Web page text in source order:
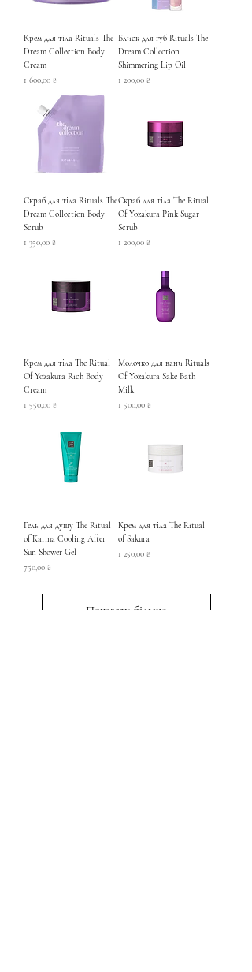
Крем для тіла Rituals The
Dream Collection Body
Cream
Ціна
1 600,00 ₴
Блиск для губ Rituals The
Dream Collection
Shimmering Lip Oil
Ціна
1 200,00 ₴
Скраб для тіла Rituals The
Dream Collection Body
Scrub
Ціна
1 350,00 ₴
Скраб для тіла The Ritual
Of Yozakura Pink Sugar
Scrub
Ціна
1 200,00 ₴
Крем для тіла The Ritual
Of Yozakura Rich Body
Cream
Ціна
1 550,00 ₴
Молочко для вани Rituals
Of Yozakura Sake Bath
Milk
Ціна
1 500,00 ₴
Гель для душу The Ritual
of Karma Cooling After
Sun Shower Gel
Ціна
750,00 ₴
Крем для тіла The Ritual
of Sakura
Ціна
1 250,00 ₴
Показати більше